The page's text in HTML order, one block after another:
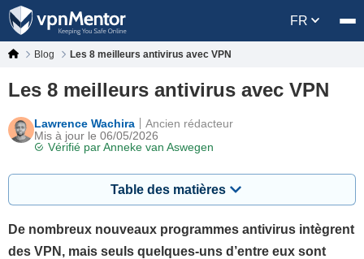
FR
Blog Les 8 meilleurs antivirus avec VPN
Les 8 meilleurs antivirus avec VPN
Lawrence Wachira
Mis à jour le 06/05/2026
Vérifié parAnneke van Aswegen
Ancien rédacteur
Table des matières
De nombreux nouveaux programmes antivirus intègrent
des VPN, mais seuls quelques-uns d’entre eux sont